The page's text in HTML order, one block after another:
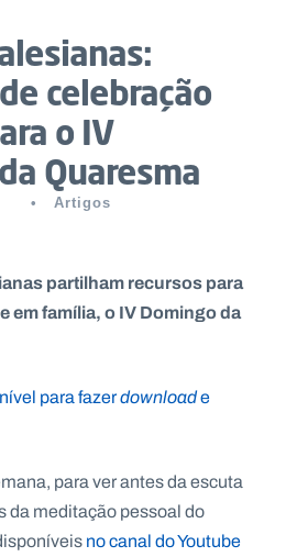
• Artigos
celebração
o IV
Quaresma
partilham recursos para
em família, o IV Domingo da
para fazerdownloade
para ver antes da escuta
da meditação pessoal do
no canal do Youtube
site